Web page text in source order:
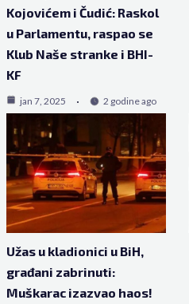
Kojovićem i Čudić: Raskol
u Parlamentu, raspao se
Klub Naše stranke i BHI-
KF
jan 7, 2025 2 godine ago
Užas u kladionici u BiH,
građani zabrinuti:
Muškarac izazvao haos!